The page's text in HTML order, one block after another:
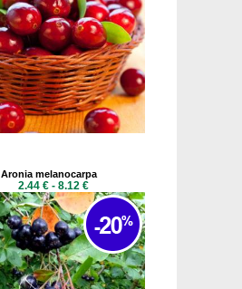
Aronia melanocarpa
2.44 € - 8.12 €